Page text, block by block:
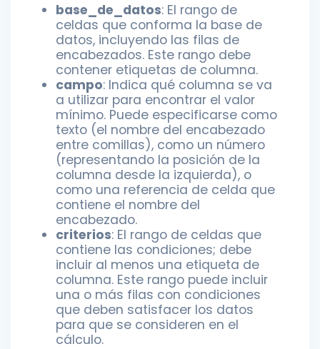
base_de_datos: El rango de
celdas que conforma la base de
datos, incluyendo las filas de
encabezados. Este rango debe
contener etiquetas de columna.
campo: Indica qué columna se va
a utilizar para encontrar el valor
mínimo. Puede especificarse como
texto (el nombre del encabezado
entre comillas), como un número
(representando la posición de la
columna desde la izquierda), o
como una referencia de celda que
contiene el nombre del
encabezado.
criterios: El rango de celdas que
contiene las condiciones; debe
incluir al menos una etiqueta de
columna. Este rango puede incluir
una o más filas con condiciones
que deben satisfacer los datos
para que se consideren en el
cálculo.